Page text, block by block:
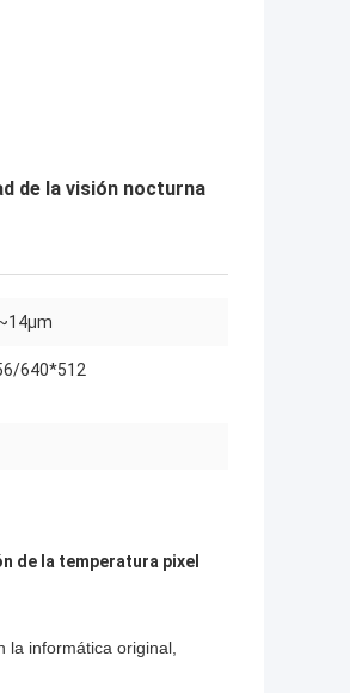
de la visión nocturna
640*512
de la temperatura pixel
informática original,